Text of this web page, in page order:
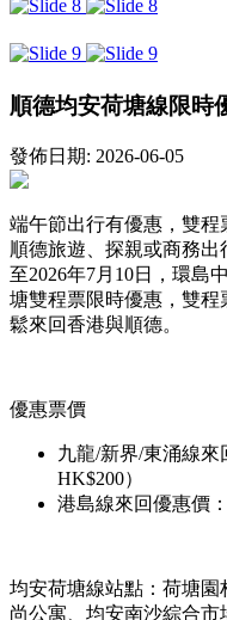
順德均安荷塘線限時
發佈日期: 2026-06-05
端午節出行有優惠，雙
順德旅遊、探親或商務出
至2026年7月10日，環島
塘雙程票限時優惠，雙
鬆來回香港與順德。
優惠票價
九龍/新界/東涌線來
HK$200）
港島線來回優惠價
均安荷塘線站點：荷塘
尚公寓、均安南沙綜合市